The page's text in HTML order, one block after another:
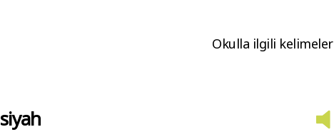
Okulla ilgili kelimeler
siyah